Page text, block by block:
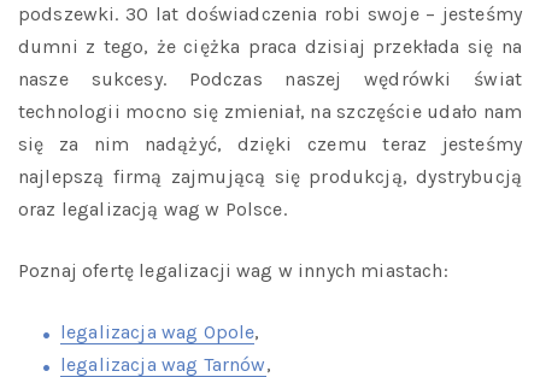
podszewki. 30 lat doświadczenia robi swoje – jesteśmy
dumni z tego, że ciężka praca dzisiaj przekłada się na
nasze sukcesy. Podczas naszej wędrówki świat
technologii mocno się zmieniał, na szczęście udało nam
się za nim nadążyć, dzięki czemu teraz jesteśmy
najlepszą firmą zajmującą się produkcją, dystrybucją
oraz legalizacją wag w Polsce.
Poznaj ofertę legalizacji wag w innych miastach:
legalizacja wag Opole,
legalizacja wag Tarnów,